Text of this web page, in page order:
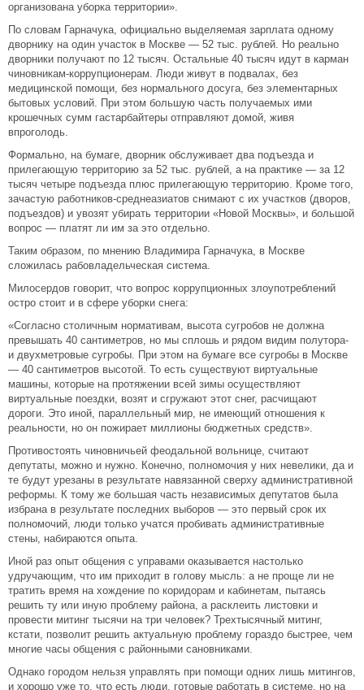
организована уборка территории».
По словам Гарначука, официально выделяемая зарплата одному
дворнику на один участок в Москве — 52 тыс. рублей. Но реально
дворники получают по 12 тысяч. Остальные 40 тысяч идут в карман
чиновникам-коррупционерам. Люди живут в подвалах, без
медицинской помощи, без нормального досуга, без элементарных
бытовых условий. При этом большую часть получаемых ими
крошечных сумм гастарбайтеры отправляют домой, живя
впроголодь.
Формально, на бумаге, дворник обслуживает два подъезда и
прилегающую территорию за 52 тыс. рублей, а на практике — за 12
тысяч четыре подъезда плюс прилегающую территорию. Кроме того,
зачастую работников-среднеазиатов снимают с их участков (дворов,
подъездов) и увозят убирать территории «Новой Москвы», и большой
вопрос — платят ли им за это отдельно.
Таким образом, по мнению Владимира Гарначука, в Москве
сложилась рабовладельческая система.
Милосердов говорит, что вопрос коррупционных злоупотреблений
остро стоит и в сфере уборки снега:
«Согласно столичным нормативам, высота сугробов не должна
превышать 40 сантиметров, но мы сплошь и рядом видим полутора-
и двухметровые сугробы. При этом на бумаге все сугробы в Москве
— 40 сантиметров высотой. То есть существуют виртуальные
машины, которые на протяжении всей зимы осуществляют
виртуальные поездки, возят и сгружают этот снег, расчищают
дороги. Это иной, параллельный мир, не имеющий отношения к
реальности, но он пожирает миллионы бюджетных средств».
Противостоять чиновничьей феодальной вольнице, считают
депутаты, можно и нужно. Конечно, полномочия у них невелики, да и
те будут урезаны в результате навязанной сверху административной
реформы. К тому же большая часть независимых депутатов была
избрана в результате последних выборов — это первый срок их
полномочий, люди только учатся пробивать административные
стены, набираются опыта.
Иной раз опыт общения с управами оказывается настолько
удручающим, что им приходит в голову мысль: а не проще ли не
тратить время на хождение по коридорам и кабинетам, пытаясь
решить ту или иную проблему района, а расклеить листовки и
провести митинг тысячи на три человек? Трехтысячный митинг,
кстати, позволит решить актуальную проблему гораздо быстрее, чем
многие часы общения с районными сановниками.
Однако городом нельзя управлять при помощи одних лишь митингов,
и хорошо уже то, что есть люди, готовые работать в системе, но на